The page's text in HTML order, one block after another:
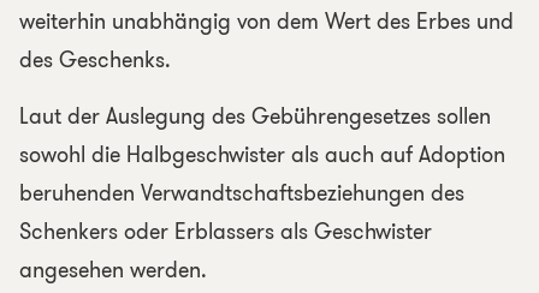
weiterhin unabhängig von dem Wert des Erbes und
des Geschenks.
Laut der Auslegung des Gebührengesetzes sollen
sowohl die Halbgeschwister als auch auf Adoption
beruhenden Verwandtschaftsbeziehungen des
Schenkers oder Erblassers als Geschwister
angesehen werden.